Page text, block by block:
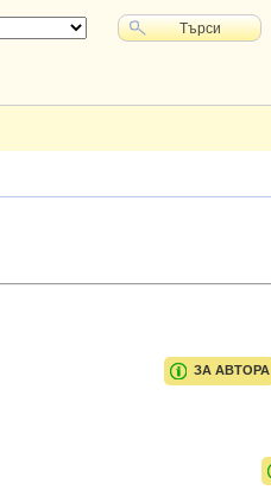
Търси
ЗА АВТОРА